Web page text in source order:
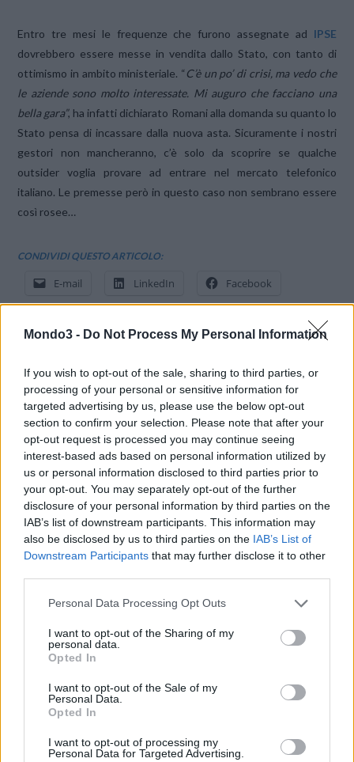
Mondo3 - Do Not Process My Personal Information
If you wish to opt-out of the sale, sharing to third parties, or
processing of your personal or sensitive information for
targeted advertising by us, please use the below opt-out
section to confirm your selection. Please note that after your
opt-out request is processed you may continue seeing
interest-based ads based on personal information utilized by
us or personal information disclosed to third parties prior to
your opt-out. You may separately opt-out of the further
disclosure of your personal information by third parties on the
IAB’s list of downstream participants. This information may
also be disclosed by us to third parties on the IAB’s List of
Downstream Participants that may further disclose it to other
Personal Data Processing Opt Outs
I want to opt-out of the Sharing of my
personal data.
Opted In
I want to opt-out of the Sale of my
Personal Data.
Opted In
I want to opt-out of processing my
Personal Data for Targeted Advertising.
Entro tre mesi le frequenze che furono assegnate ad IPSE
dovrebbero essere messe in vendita dallo Stato, con tanto di
ottimismo in ambito ministeriale. “ C’è un po’ di crisi, ma vedo che
le aziende sono molto interessate. Mi auguro che facciano una
bella gara”, ha infatti dichiarato Romani alla domanda su quanto lo
Stato pensa di incassare dalla nuova asta. Sicuramente i nostri
gestori non mancheranno, c’è solo da scoprire se qualche
outsider voglia provare ad entrare nel mercato telefonico
italiano. Le premesse però in questo caso non sembrano essere
così rosee…
CONDIVIDI QUESTO ARTICOLO:
E-mail LinkedIn Facebook
LE MIGLIORI OFFERTE AMAZON
SMARTPHONE E NON SOLO: TECNOGAZZETTA
FOCUS SU AUTONOMIA E INTRATTENIMENTO